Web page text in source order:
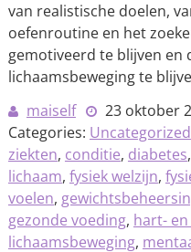
van realistische doelen,
oefenroutine en het
gemotiveerd te blijven en
lichaamsbeweging te
maiself
23 oktober
Categories: Uncategorized
ziekten, conditie, diabetes,
lichaam, fysiek welzijn,
voelen,
gezonde voeding, hart-
lichaamsbeweging,